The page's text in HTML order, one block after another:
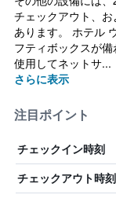
チェックアウト、
あります。 ホテル
フティボックスが
使用してネットサ...
さらに表示
注目ポイント
チェックイン時刻
チェックアウト時刻